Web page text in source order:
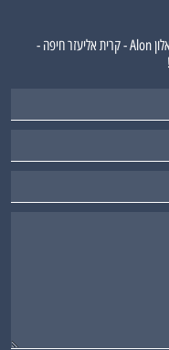
דירת נופש אלון Alon - קרית אליעזר חיפה -